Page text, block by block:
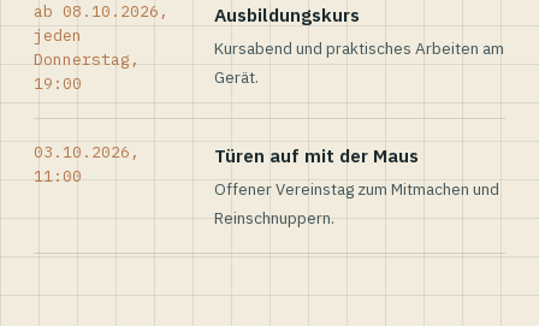
ab 08.10.2026,
jeden
Donnerstag,
19:00
Ausbildungskurs
Kursabend und praktisches Arbeiten am
Gerät.
03.10.2026,
11:00
Türen auf mit der Maus
Offener Vereinstag zum Mitmachen und
Reinschnuppern.